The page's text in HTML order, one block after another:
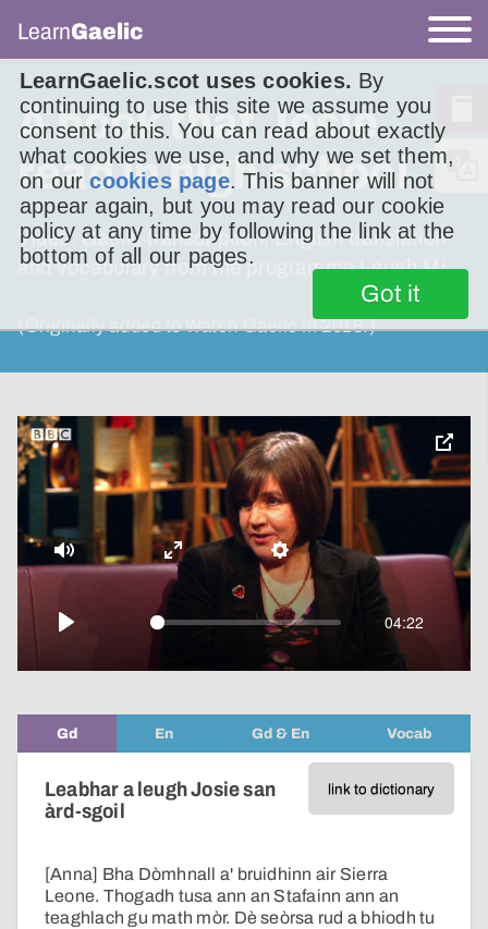
LearnGaelic.scot uses cookies. By
continuing to use this site we assume you
consent to this. You can read about exactly
what cookies we use, and why we set them,
on ourcookies page. This banner will not
appear again, but you may read our cookie
policy at any time by following the link at the
bottom of all our pages.
Got it
LearnGaelic
A book that Josie
read in high school
Video, Gaelic transcription, English translation
and vocabulary from the programme Leugh Mi
(Originally added to Watch Gaelic in 2018.)
Play
04:22
Mute Settings
Enter
fullscreen
toggle
pop-
over
Gd En Gd & En Vocab
link to dictionary
Leabhar a leugh Josie san
àrd-sgoil
[Anna] Bha Dòmhnall a' bruidhinn air Sierra
Leone. Thogadh tusa ann an Stafainn ann an
teaghlach gu math mòr. Dè seòrsa rud a bhiodh tu